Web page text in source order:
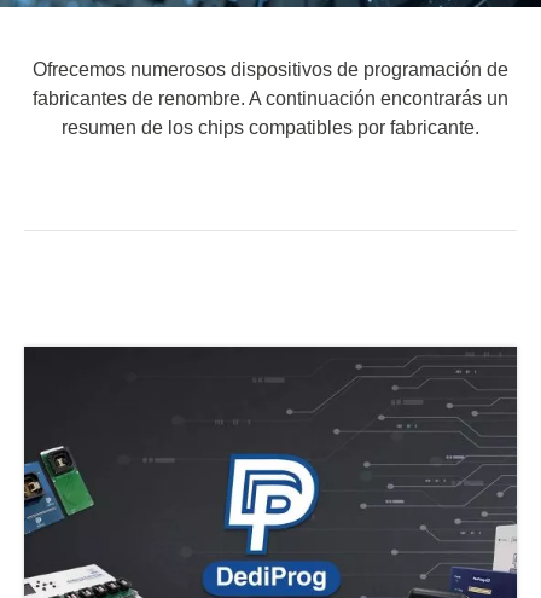
Ofrecemos numerosos dispositivos de programación de
fabricantes de renombre. A continuación encontrarás un
resumen de los chips compatibles por fabricante.